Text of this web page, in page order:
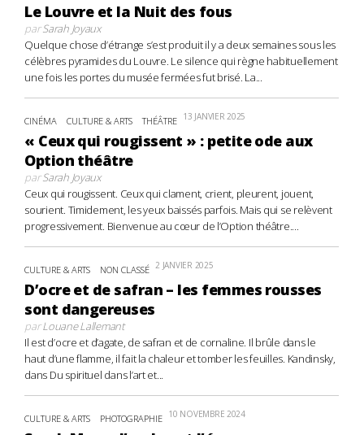
Le Louvre et la Nuit des fous
parSarah Joyaux
Quelque chose d’étrange s’est produit il y a deux semaines sous les
célèbres pyramides du Louvre. Le silence qui règne habituellement
une fois les portes du musée fermées fut brisé. La...
CINÉMA CULTURE & ARTS THÉÂTRE 13 JANVIER 2025
« Ceux qui rougissent » : petite ode aux
Option théâtre
parSarah Joyaux
Ceux qui rougissent. Ceux qui clament, crient, pleurent, jouent,
sourient. Timidement, les yeux baissés parfois. Mais qui se relèvent
progressivement. Bienvenue au cœur de l’Option théâtre....
CULTURE & ARTS NON CLASSÉ 2 JANVIER 2025
D’ocre et de safran – les femmes rousses
sont dangereuses
parLouane Lallemant
Il est d’ocre et d’agate, de safran et de cornaline. Il brûle dans le
haut d’une flamme, il fait la chaleur et tomber les feuilles. Kandinsky,
dans Du spirituel dans l’art et...
CULTURE & ARTS PHOTOGRAPHIE 10 NOVEMBRE 2024